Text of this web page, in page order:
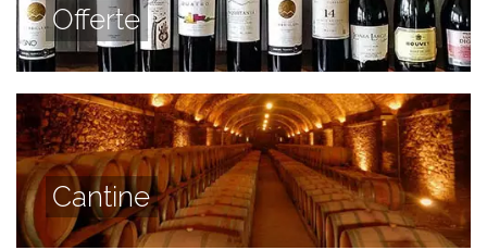
Offerte
Cantine